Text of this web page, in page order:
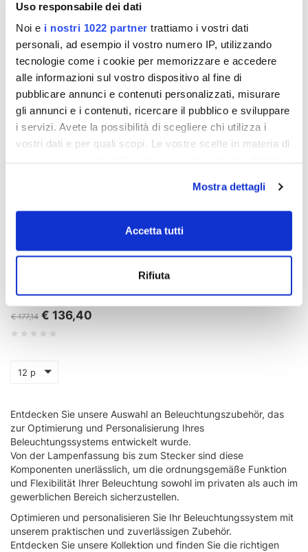
Uso responsabile dei dati
Noi e i nostri 1022 partner trattiamo i vostri dati
personali, ad esempio il vostro numero IP, utilizzando
tecnologie come i cookie per memorizzare e accedere
alle informazioni sul vostro dispositivo al fine di
pubblicare annunci e contenuti personalizzati, misurare
gli annunci e i contenuti, ricercare il pubblico e sviluppare
i servizi. Avete la possibilità di scegliere chi utilizza i
vostri dati e per quali scopi. Le vostre scelte in materia di
modificare o revocare il proprio consenso in qualsiasi
momento dalla Dichiarazione sui cookie o facendo clic
sull'icona di attivazione della privacy.
Con il tuo consenso, vorremmo anche:
raccogliere informazioni sulla tua posizione
geografica, con un'approssimazione di qualche
metro,
Approfondisci come vengono elaborati i tuoi dati personali
modificare o ritirare il tuo consenso in qualsiasi momento
dalla Dichiarazione sui cookie.
Utilizziamo i cookie per personalizzare contenuti ed
annunci, per fornire funzionalità dei social media e per
analizzare il nostro traffico. Condividiamo inoltre
informazioni sul modo in cui utilizza il nostro sito con i
nostri partner che si occupano di analisi dei dati web,
pubblicità e social media, i quali potrebbero combinarle
Mostra dettagli
Accetta tutti
Rifiuta
€ 83,45 € 64,25 € 114,19 € 87,93
Saranella Außen-
cm
€ 177,14 € 136,40
12 p
Entdecken Sie unsere Auswahl an Beleuchtungszubehör, das
zur Optimierung und Personalisierung Ihres
Beleuchtungssystems entwickelt wurde.
Von der Lampenfassung bis zum Stecker sind diese
Komponenten unerlässlich, um die ordnungsgemäße Funktion
und Flexibilität Ihrer Beleuchtung sowohl im privaten als auch im
gewerblichen Bereich sicherzustellen.
Optimieren und personalisieren Sie Ihr Beleuchtungssystem mit
unserem praktischen und zuverlässigen Zubehör.
Entdecken Sie unsere Kollektion und finden Sie die richtigen